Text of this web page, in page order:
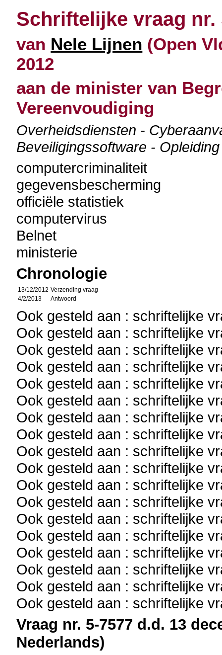
Schriftelijke vraag nr.
van Nele Lijnen (Open
2012
aan de minister van
Vereenvoudiging
Overheidsdiensten -
Beveiligingssoftware -
computercriminaliteit
gegevensbescherming
officiële statistiek
computervirus
Belnet
ministerie
Chronologie
13/12/2012 Verzending vraag
4/2/2013
Antwoord
Ook gesteld aan : schriftelijke
Ook gesteld aan : schriftelijke
Ook gesteld aan : schriftelijke
Ook gesteld aan : schriftelijke
Ook gesteld aan : schriftelijke
Ook gesteld aan : schriftelijke
Ook gesteld aan : schriftelijke
Ook gesteld aan : schriftelijke
Ook gesteld aan : schriftelijke
Ook gesteld aan : schriftelijke
Ook gesteld aan : schriftelijke
Ook gesteld aan : schriftelijke
Ook gesteld aan : schriftelijke
Ook gesteld aan : schriftelijke
Ook gesteld aan : schriftelijke
Ook gesteld aan : schriftelijke
Ook gesteld aan : schriftelijke
Ook gesteld aan : schriftelijke
Vraag nr. 5-7577 d.d. 13
Nederlands)